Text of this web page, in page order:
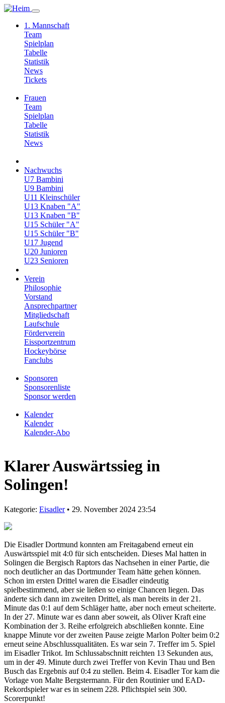
1. Mannschaft
Team
Spielplan
Tabelle
Statistik
News
Tickets
Frauen
Team
Spielplan
Tabelle
Statistik
News
Nachwuchs
U7 Bambini
U9 Bambini
U11 Kleinschüler
U13 Knaben "A"
U13 Knaben "B"
U15 Schüler "A"
U15 Schüler "B"
U17 Jugend
U20 Junioren
U23 Senioren
Verein
Philosophie
Vorstand
Ansprechpartner
Mitgliedschaft
Laufschule
Förderverein
Eissportzentrum
Hockeybörse
Fanclubs
Sponsoren
Sponsorenliste
Sponsor werden
Kalender
Kalender
Kalender-Abo
Klarer Auswärtssieg in
Solingen!
Kategorie: Eisadler• 29. November 2024 23:54
Die Eisadler Dortmund konnten am Freitagabend erneut ein
Auswärtsspiel mit 4:0 für sich entscheiden. Dieses Mal hatten in
Solingen die Bergisch Raptors das Nachsehen in einer Partie, die
noch deutlicher an das Dortmunder Team hätte gehen können.
Schon im ersten Drittel waren die Eisadler eindeutig
spielbestimmend, aber sie ließen so einige Chancen liegen. Das
änderte sich dann im zweiten Drittel, als man bereits in der 21.
Minute das 0:1 auf dem Schläger hatte, aber noch erneut scheiterte.
In der 27. Minute war es dann aber soweit, als Oliver Kraft eine
Kombination der 3. Reihe erfolgreich abschließen konnte. Eine
knappe Minute vor der zweiten Pause zeigte Marlon Polter beim 0:2
erneut seine Abschlussqualitäten. Es war sein 7. Treffer im 5. Spiel
im Eisadler Trikot. Im Schlussabschnitt reichten 13 Sekunden aus,
um in der 49. Minute durch zwei Treffer von Kevin Thau und Ben
Busch das Ergebnis auf 0:4 zu stellen. Beim 4. Eisadler Tor kam die
Vorlage von Malte Bergstermann. Für den Routinier und EAD-
Rekordspieler war es in seinem 228. Pflichtspiel sein 300.
Scorerpunkt!